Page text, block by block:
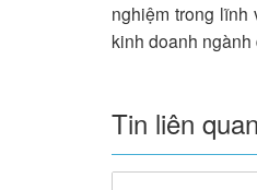
nghiệm trong
kinh doanh
Tin liên quan